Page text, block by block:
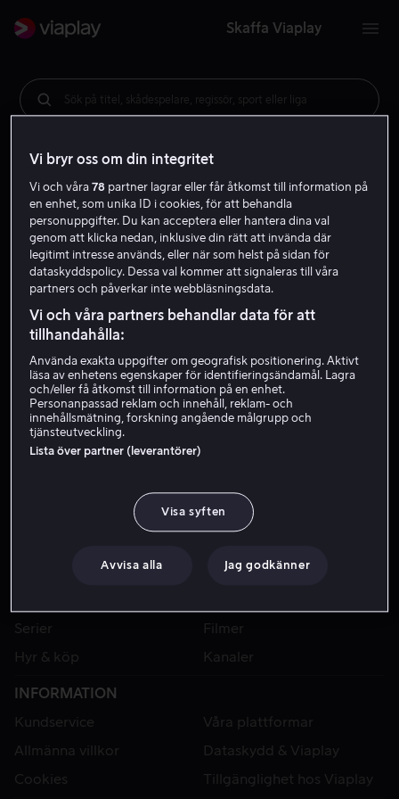
Skaffa Viaplay
Sök på titel, skådespelare, regissör, sport eller liga
Serier
Filmer
Hyr & köp
Kanaler
INFORMATION
Kundservice
Våra plattformar
Allmänna villkor
Dataskydd & Viaplay
Cookies
Tillgänglighet hos Viaplay
Vi bryr oss om din integritet
Vi och våra78 partner lagrar eller får åtkomst till information på
en enhet, som unika ID i cookies, för att behandla
personuppgifter. Du kan acceptera eller hantera dina val
genom att klicka nedan, inklusive din rätt att invända där
legitimt intresse används, eller när som helst på sidan för
dataskyddspolicy. Dessa val kommer att signaleras till våra
partners och påverkar inte webbläsningsdata.
Vi och våra partners behandlar data för att
tillhandahålla:
Använda exakta uppgifter om geografisk positionering. Aktivt
läsa av enhetens egenskaper för identifieringsändamål. Lagra
och/eller få åtkomst till information på en enhet.
Personanpassad reklam och innehåll, reklam- och
innehållsmätning, forskning angående målgrupp och
tjänsteutveckling.
Lista över partner (leverantörer)
Visa syften
Avvisa alla Jag godkänner